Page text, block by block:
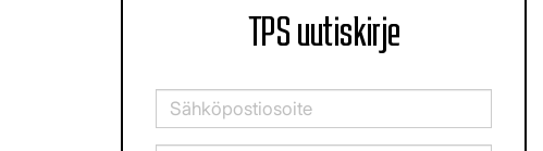
TPS uutiskirje